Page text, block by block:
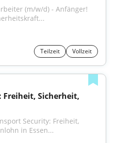
(m/w/d) - Anfänger!
Teilzeit Vollzeit
Sicherheit,
Security: Freiheit,
in Essen...